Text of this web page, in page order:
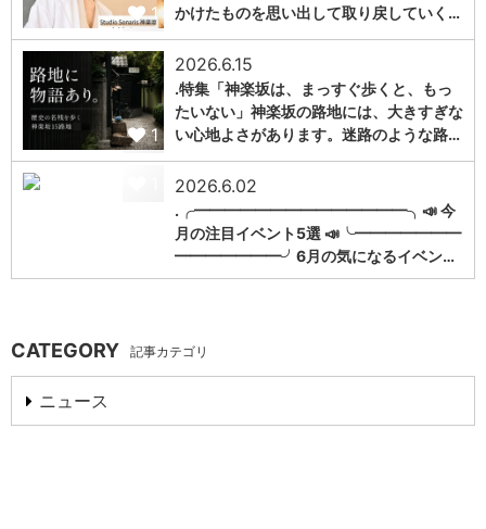
1
かけたものを思い出して取り戻していく…
1
2026.6.15
.特集「神楽坂は、まっすぐ歩くと、もっ
たいない」神楽坂の路地には、大きすぎな
い心地よさがあります。迷路のような路…
2026.6.02
.╭━━━━━━━━━━━━━━╮📣 今
月の注目イベント5選 📣╰━━━━━━━
━━━━━━━╯6月の気になるイベン…
CATEGORY 記事カテゴリ
ニュース